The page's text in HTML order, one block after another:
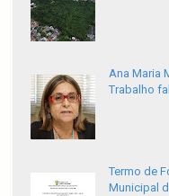
Ana Maria
Trabalho
Termo de
Municipal